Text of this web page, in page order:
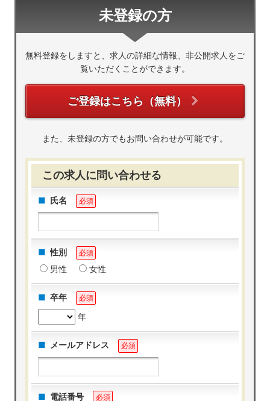
未登録の方
無料登録をしますと、求人の詳細な情報、非公開求人をご
覧いただくことができます。
ご登録はこちら（無料）
また、未登録の方でもお問い合わせが可能です。
この求人に問い合わせる
氏名 必須
性別 必須
男性 女性
卒年 必須
年
メールアドレス 必須
電話番号 必須